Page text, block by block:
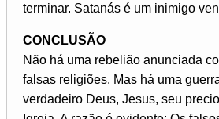
terminar. Satanás é um inimigo
CONCLUSÃO
Não há uma rebelião anunciada
falsas religiões. Mas há uma
verdadeiro Deus, Jesus, seu